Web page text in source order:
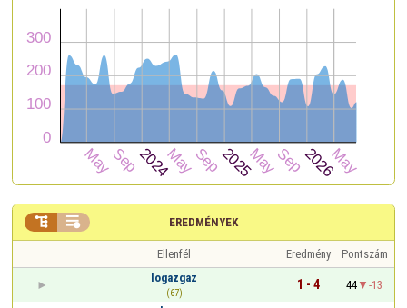
EREDMÉNYEK
 
Ellenfél Eredmény
Pontszám
logazgaz
(67)
1 - 4 44
-13